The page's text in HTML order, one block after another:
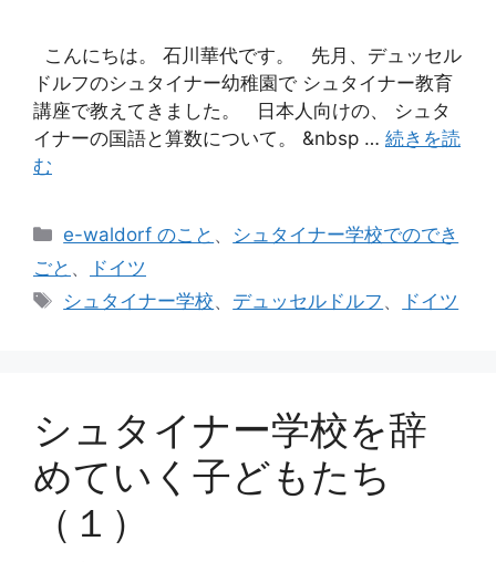
こんにちは。 石川華代です。 先月、デュッセル
ドルフのシュタイナー幼稚園で シュタイナー教育
講座で教えてきました。 日本人向けの、 シュタ
イナーの国語と算数について。 &nbsp … 続きを読
む
カ
ゴ
リ
e-waldorf のこと 、 シュタイナー学校でのでき
ごと 、
ドイツ
タ
シュタイナー学校、 デュッセルドルフ 、 ドイツ
シュタイナー学校を辞
めていく子どもたち
（１）